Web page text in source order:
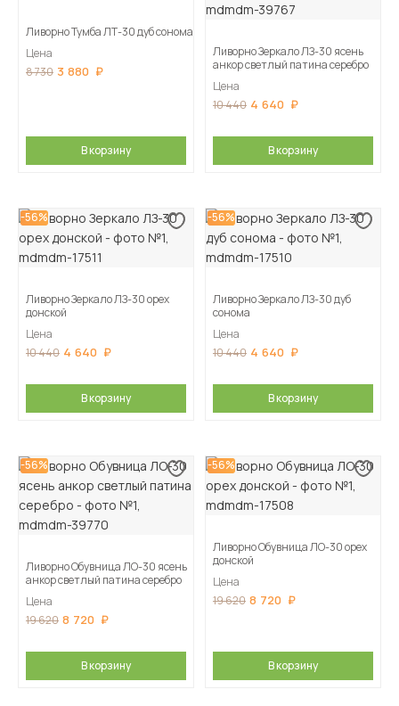
Ливорно Тумба ЛТ-30 дуб сонома
Цена
8 730 3 880
В корзину
Ливорно Зеркало ЛЗ-30 ясень
анкор светлый патина серебро
Цена
10 440 4 640
В корзину
-56%
Ливорно Зеркало ЛЗ-30 орех
донской
Цена
10 440 4 640
В корзину
-56%
Ливорно Зеркало ЛЗ-30 дуб
сонома
Цена
10 440 4 640
В корзину
-56%
Ливорно Обувница ЛО-30 ясень
анкор светлый патина серебро
Цена
19 620 8 720
В корзину
-56%
Ливорно Обувница ЛО-30 орех
донской
Цена
19 620 8 720
В корзину